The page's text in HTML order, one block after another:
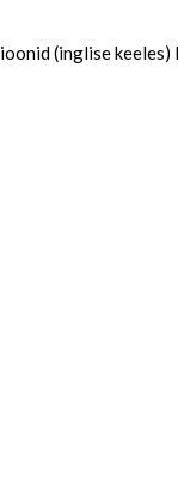
(inglise